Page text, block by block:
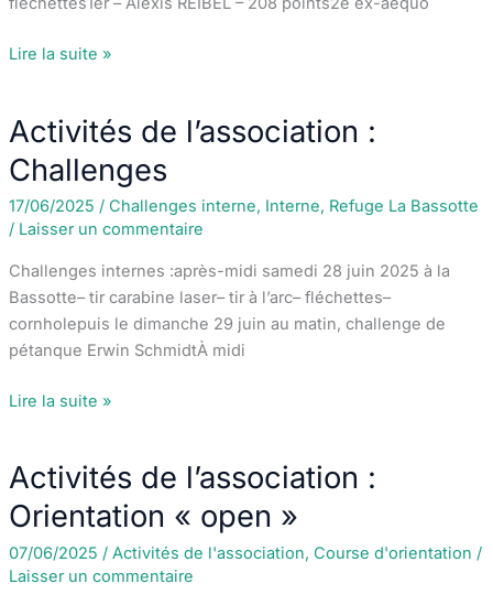
Activités
:
Challenges
2025
en
interne
Lire la suite »
Activités de l’association :
Challenges
17/06/2025 / Challenges interne, Interne, Refuge La Bassotte
/ Laisser un commentaire
Challenges internes :après-midi samedi 28 juin 2025 à la
Bassotte– tir carabine laser– tir à l’arc– fléchettes–
cornholepuis le dimanche 29 juin au matin, challenge de
pétanque Erwin SchmidtÀ midi
Activités
:
Challenges
Lire la suite »
Activités de l’association :
Orientation « open »
07/06/2025 / Activités de l'association, Course d'orientation /
Laisser un commentaire